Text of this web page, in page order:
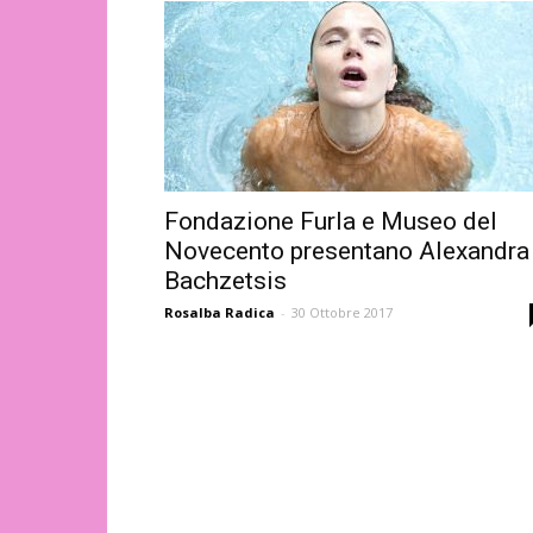
Fondazione Furla e Museo del
Novecento presentano Alexandra
Bachzetsis
Rosalba Radica - 30 Ottobre 2017